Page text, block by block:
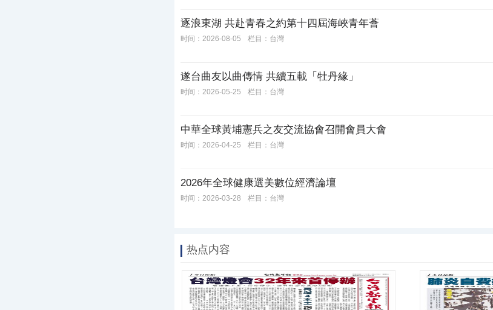
逐浪東湖 共赴青春之約第十四屆海峽青年薈
时间：2026-08-05 栏目：台灣
遂台曲友以曲傳情 共續五載「牡丹緣」
时间：2026-05-25 栏目：台灣
中華全球黃埔憲兵之友交流協會召開會員大會
时间：2026-04-25 栏目：台灣
2026年全球健康選美數位經濟論壇
时间：2026-03-28 栏目：台灣
热点内容